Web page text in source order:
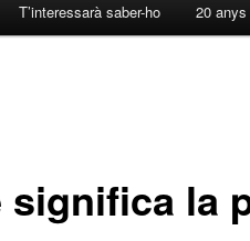
T’interessarà saber-ho 20
significa la